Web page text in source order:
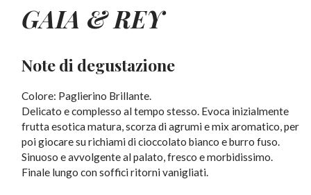
GAIA & REY
Note di degustazione
Colore: Paglierino Brillante.
Delicato e complesso al tempo stesso. Evoca inizialmente
frutta esotica matura, scorza di agrumi e mix aromatico, per
poi giocare su richiami di cioccolato bianco e burro fuso.
Sinuoso e avvolgente al palato, fresco e morbidissimo.
Finale lungo con soffici ritorni vanigliati.